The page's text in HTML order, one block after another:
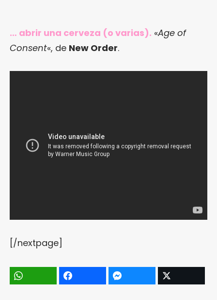
… abrir una cerveza (o varias). «Age of
Consent«, de New Order.
[/nextpage]